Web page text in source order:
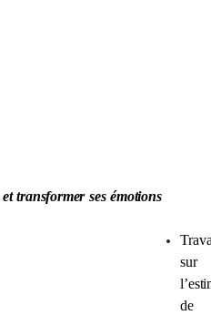
transformer ses émotions
sur
de